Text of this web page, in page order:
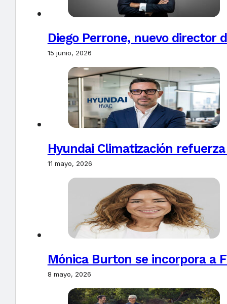
Diego Perrone, nuevo director
15 junio, 2026
Hyundai Climatización
11 mayo, 2026
Mónica Burton se incorpora a
8 mayo, 2026